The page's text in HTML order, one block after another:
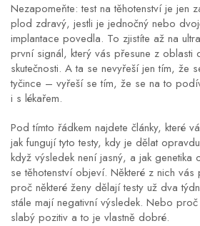
Nezapomeňte: test na těhotenství je jen
plod zdravý, jestli je jednočný nebo
implantace povedla. To zjistíte až na
první signál, který vás přesune z oblasti
skutečnosti. A ta se nevyřeší jen tím, že
tyčince – vyřeší se tím, že se na to
i s lékařem.
Pod tímto řádkem najdete články, které
jak fungují tyto testy, kdy je dělat
když výsledek není jasný, a jak genetika
se těhotenství objeví. Některé z nich
proč některé ženy dělají testy už dva
stále mají negativní výsledek. Nebo proč
slabý pozitiv a to je vlastně dobré.